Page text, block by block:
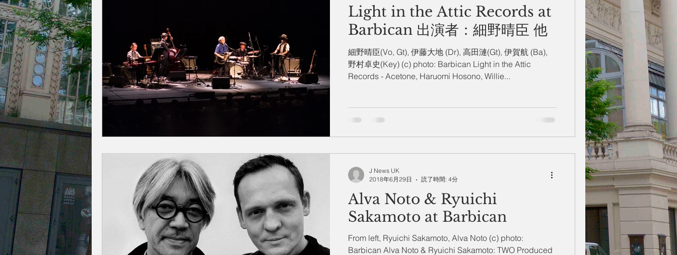
Light in the Attic Records at
Barbican 出演者：細野晴臣 他
細野晴臣(Vo, Gt), 伊藤大地 (Dr), 高田漣(Gt), 伊賀航 (Ba),
野村卓史(Key) (c) photo: Barbican Light in the Attic
Records - Acetone, Haruomi Hosono, Willie...
Alva Noto & Ryuichi
Sakamoto at Barbican
From left, Ryuichi Sakamoto, Alva Noto (c) photo:
Barbican Alva Noto & Ryuichi Sakamoto: TWO Produced
J News UK
2018年6月29日
読了時間: 4分